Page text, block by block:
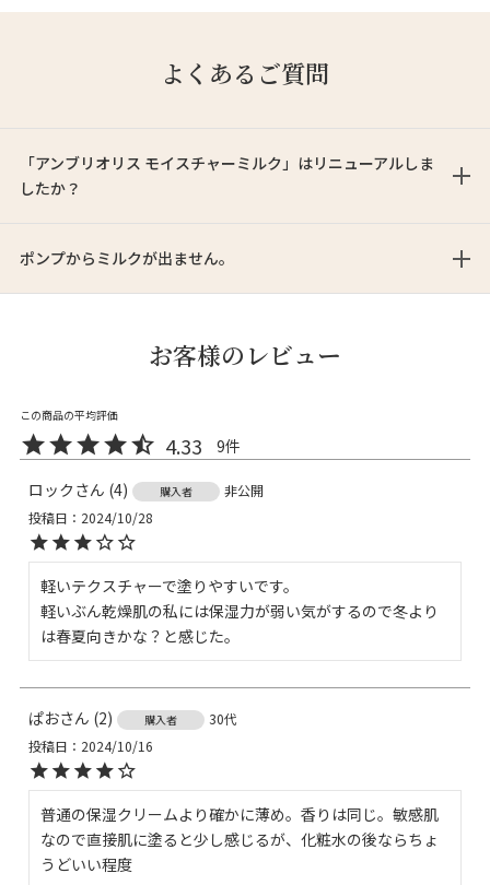
よくあるご質問
「アンブリオリス モイスチャーミルク」はリニューアルしま
したか？
ポンプからミルクが出ません。
お客様のレビュー
4.33
9
ロック
4 購入者
非公開
投稿日
2024/10/28
軽いテクスチャーで塗りやすいです。
軽いぶん乾燥肌の私には保湿力が弱い気がするので冬より
は春夏向きかな？と感じた。
ぱお 2 購入者
30代
投稿日
2024/10/16
普通の保湿クリームより確かに薄め。香りは同じ。敏感肌
なので直接肌に塗ると少し感じるが、化粧水の後ならちょ
うどいい程度